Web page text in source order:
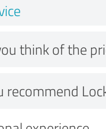
think of the
recommend